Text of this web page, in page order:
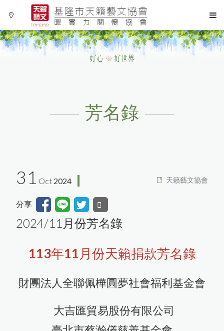
Menu
協會簡介
天籟藝文協會
暖實力關懷協會
協會活動
協會活動
散播天籟
芳名錄 天籟藝文協會
暖實力關懷協會
善護念菩提心 分享
活動回顧
天籟隨拍
Language
繁體中文
芳名錄
31 Oct 2024 天籟藝文協會
分享
2024/11月份芳名錄
113年11月份天籟捐款芳名錄
財團法人全聯佩樺圓夢社會福利基金會
大吉匯貿易股份有限公司